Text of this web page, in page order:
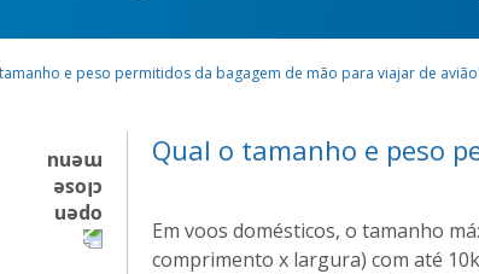
e peso permitidos da bagagem de mão para viajar de
Qual o tamanho e peso
Em voos domésticos, o tamanho
comprimento x largura) com até